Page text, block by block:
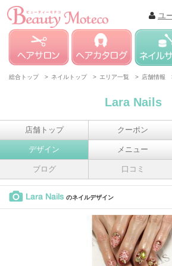
ユ
総合トップ > ネイルトップ > エリア一覧 > 店舗情報
Lara Nails
店舗トップ クーポン
デザイン メニュー
ブログ 口コミ
Lara Nails のネイルデザイン